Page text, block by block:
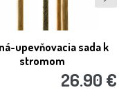
upevňovacia sada k
stromom
26.90 €